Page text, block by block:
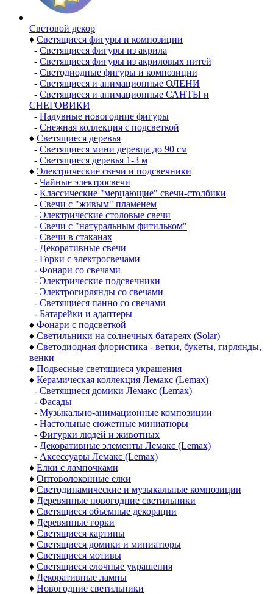
Световой декор
♦ Светящиеся фигуры и композиции
- Светящиеся фигуры из акрила
- Светящиеся фигуры из акриловых нитей
- Светодиодные фигуры и композиции
- Светящиеся и анимационные ОЛЕНИ
- Светящиеся и анимационные САНТЫ и
СНЕГОВИКИ
- Надувные новогодние фигуры
- Снежная коллекция с подсветкой
♦ Светящиеся деревья
- Светящиеся мини деревца до 90 см
- Светящиеся деревья 1-3 м
♦ Электрические свечи и подсвечники
- Чайные электросвечи
- Классические "мерцающие" свечи-столбики
- Свечи с "живым" пламенем
- Электрические столовые свечи
- Свечи с "натуральным фитильком"
- Свечи в стаканах
- Декоративные свечи
- Горки с электросвечами
- Фонари со свечами
- Электрические подсвечники
- Электрогирлянды со свечами
- Светящиеся панно со свечами
- Батарейки и адаптеры
♦ Фонари с подсветкой
♦ Светильники на солнечных батареях (Solar)
♦ Светодиодная флористика - ветки, букеты, гирлянды,
венки
♦ Подвесные светящиеся украшения
♦ Керамическая коллекция Лемакс (Lemax)
- Светящиеся домики Лемакс (Lemax)
- Фасады
- Музыкально-анимационные композиции
- Настольные сюжетные миниатюры
- Фигурки людей и животных
- Декоративные элементы Лемакс (Lemax)
- Аксессуары Лемакс (Lemax)
♦ Елки с лампочками
♦ Оптоволоконные елки
♦ Светодинамические и музыкальные композиции
♦ Деревянные новогодние светильники
♦ Светящиеся объёмные декорации
♦ Деревянные горки
♦ Светящиеся картины
♦ Светящиеся домики и миниатюры
♦ Светящиеся мотивы
♦ Светящиеся елочные украшения
♦ Декоративные лампы
♦ Новогодние светильники